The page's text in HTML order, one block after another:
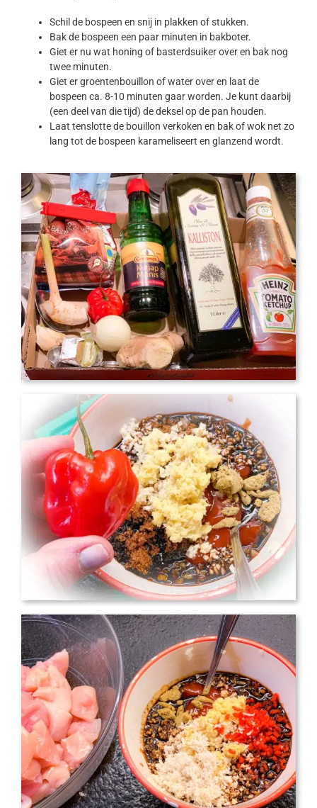
Schil de bospeen en snij in plakken of stukken.
Bak de bospeen een paar minuten in bakboter.
Giet er nu wat honing of basterdsuiker over en bak nog
twee minuten.
Giet er groentenbouillon of water over en laat de
bospeen ca. 8-10 minuten gaar worden. Je kunt daarbij
(een deel van die tijd) de deksel op de pan houden.
Laat tenslotte de bouillon verkoken en bak of wok net zo
lang tot de bospeen karameliseert en glanzend wordt.